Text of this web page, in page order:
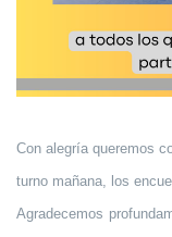
Con alegría queremos
turno mañana, los
Agradecemos